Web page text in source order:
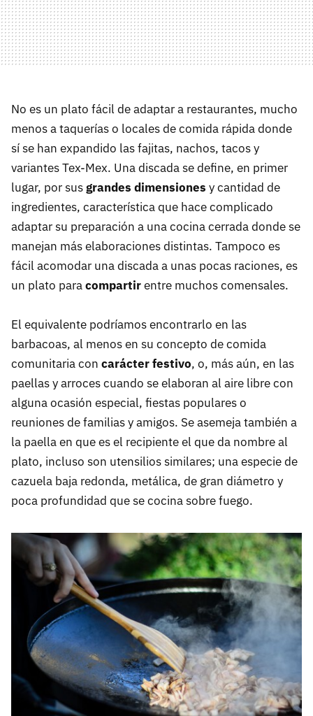
No es un plato fácil de adaptar a restaurantes, mucho
menos a taquerías o locales de comida rápida donde
sí se han expandido las fajitas, nachos, tacos y
variantes Tex-Mex. Una discada se define, en primer
lugar, por susgrandes dimensiones y cantidad de
ingredientes, característica que hace complicado
adaptar su preparación a una cocina cerrada donde se
manejan más elaboraciones distintas. Tampoco es
fácil acomodar una discada a unas pocas raciones, es
un plato paracompartirentre muchos comensales.
El equivalente podríamos encontrarlo en las
barbacoas, al menos en su concepto de comida
comunitaria con carácter festivo, o, más aún, en las
paellas y arroces cuando se elaboran al aire libre con
alguna ocasión especial, fiestas populares o
reuniones de familias y amigos. Se asemeja también a
la paella en que es el recipiente el que da nombre al
plato, incluso son utensilios similares; una especie de
cazuela baja redonda, metálica, de gran diámetro y
poca profundidad que se cocina sobre fuego.